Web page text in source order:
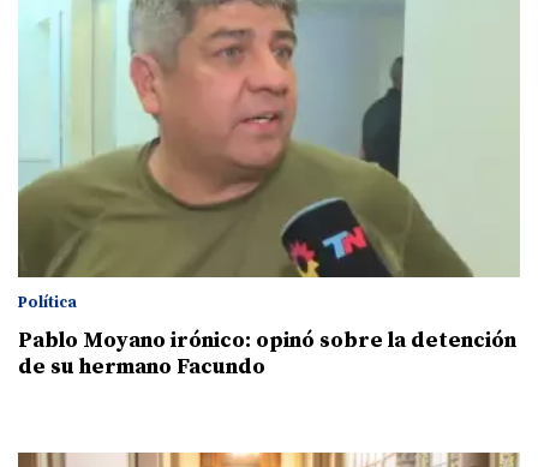
Política
Pablo Moyano irónico: opinó sobre la detención
de su hermano Facundo